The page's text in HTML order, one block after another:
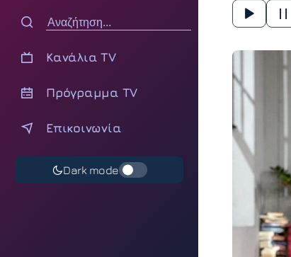
Κανάλια TV
Πρόγραμμα TV
Επικοινωνία
Dark mode